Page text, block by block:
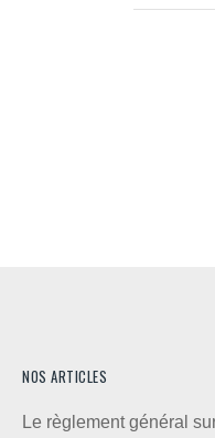
NOS ARTICLES
Le règlement général